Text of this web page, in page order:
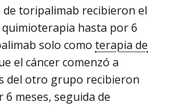
toripalimab recibieron el
hasta por 6
solo como terapia de
el cáncer comenzó a
del otro grupo recibieron
meses, seguida de